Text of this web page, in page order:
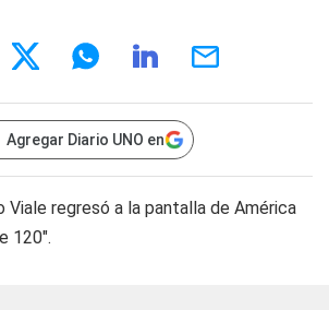
Agregar Diario UNO en
Viale regresó a la pantalla de América
120".